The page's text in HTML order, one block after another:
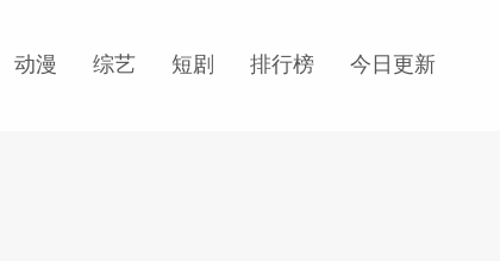
动漫 综艺 短剧 排行榜 今日更新